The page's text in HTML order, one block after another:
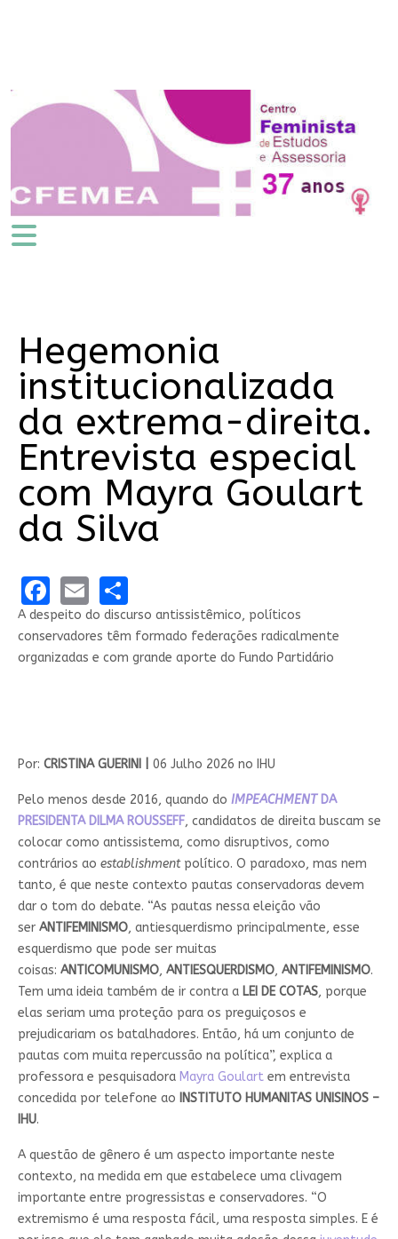
Hegemonia
institucionalizada
da extrema-direita.
Entrevista especial
com Mayra Goulart
da Silva
Facebook
EmailShare
A despeito do discurso antissistêmico, políticos
conservadores têm formado federações radicalmente
organizadas e com grande aporte do Fundo Partidário
Por: CRISTINA GUERINI | 06 Julho 2026 no IHU
Pelo menos desde 2016, quando do IMPEACHMENTDA
PRESIDENTA DILMA ROUSSEFF, candidatos de direita buscam se
colocar como antissistema, como disruptivos, como
contrários ao establishmentpolítico. O paradoxo, mas nem
tanto, é que neste contexto pautas conservadoras devem
dar o tom do debate. “As pautas nessa eleição vão
ser ANTIFEMINISMO, antiesquerdismo principalmente, esse
esquerdismo que pode ser muitas
coisas: ANTICOMUNISMO, ANTIESQUERDISMO, ANTIFEMINISMO.
Tem uma ideia também de ir contra a LEI DE COTAS, porque
elas seriam uma proteção para os preguiçosos e
prejudicariam os batalhadores. Então, há um conjunto de
pautas com muita repercussão na política”, explica a
professora e pesquisadora Mayra Goulartem entrevista
concedida por telefone ao INSTITUTO HUMANITAS UNISINOS –
IHU.
A questão de gênero é um aspecto importante neste
contexto, na medida em que estabelece uma clivagem
importante entre progressistas e conservadores. “O
extremismo é uma resposta fácil, uma resposta simples. E é